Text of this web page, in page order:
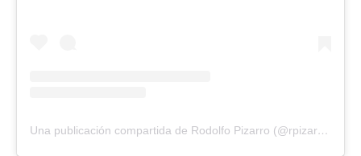
Una publicación compartida de Rodolfo Pizarro (@rpizarrot)